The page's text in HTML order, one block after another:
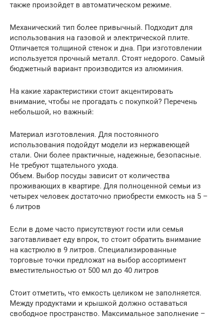
также произойдет в автоматическом режиме.
Механический тип более привычный. Подходит для
использования на газовой и электрической плите.
Отличается толщиной стенок и дна. При изготовлении
используется прочный металл. Стоят недорого. Самый
бюджетный вариант производится из алюминия.
На какие характеристики стоит акцентировать
внимание, чтобы не прогадать с покупкой? Перечень
небольшой, но важный:
Материал изготовления. Для постоянного
использования подойдут модели из нержавеющей
стали. Они более практичные, надежные, безопасные.
Не требуют тщательного ухода.
Объем. Выбор посуды зависит от количества
проживающих в квартире. Для полноценной семьи из
четырех человек достаточно приобрести емкость на 5 –
6 литров
Если в доме часто присутствуют гости или семья
заготавливает еду впрок, то стоит обратить внимание
на кастрюлю в 9 литров. Специализированные
торговые точки предложат на выбор ассортимент
вместительностью от 500 мл до 40 литров
Стоит отметить, что емкость целиком не заполняется.
Между продуктами и крышкой должно оставаться
свободное пространство. Максимальное заполнение –